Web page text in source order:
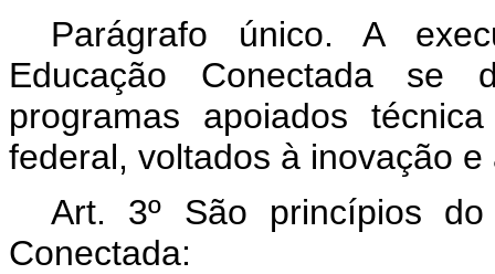
Parágrafo único. A
Educação Conectada se
programas apoiados
federal, voltados à inovação
Art. 3º São princípios
Conectada: